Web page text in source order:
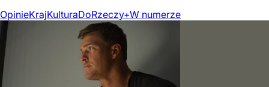
OpinieKrajKulturaDoRzeczy+W numerze